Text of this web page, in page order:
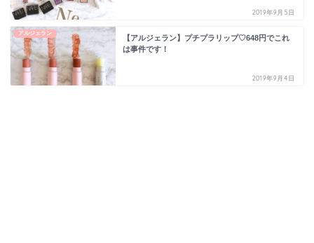
2019年9月5日
アルジェラン
【アルジェラン】プチプラリップ♡648円でこれ
は事件です！
2019年9月4日